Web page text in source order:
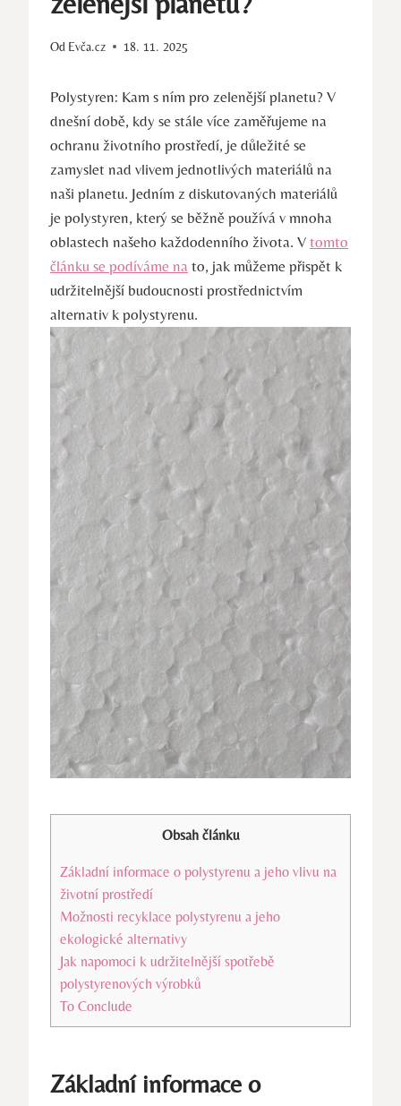
Od Evča.cz 18. 11. 2025
Polystyren: Kam s ním pro zelenější planetu? V
dnešní době, kdy se stále více zaměřujeme na
ochranu životního prostředí, je důležité se
zamyslet nad vlivem jednotlivých materiálů na
naši planetu. Jedním z diskutovaných materiálů
je polystyren, který se běžně používá v mnoha
oblastech našeho každodenního života. V tomto
článku se podíváme na to, jak můžeme přispět k
udržitelnější budoucnosti prostřednictvím
alternativ k polystyrenu.
Obsah článku
Základní informace o polystyrenu a jeho vlivu na
životní prostředí
Možnosti recyklace polystyrenu a jeho
ekologické alternativy
Jak napomoci k udržitelnější spotřebě
polystyrenových výrobků
To Conclude
Základní informace o